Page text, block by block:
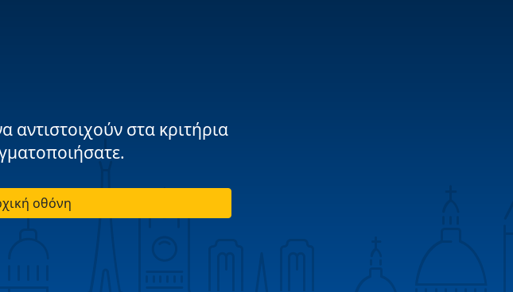
στα κριτήρια
οθόνη